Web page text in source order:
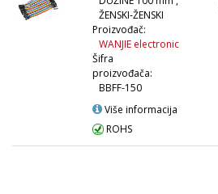
ŽENSKI-ŽENSKI
Proizvođač:
WANJIE electronic
Šifra
proizvođača:
BBFF-150
Više informacija
ROHS